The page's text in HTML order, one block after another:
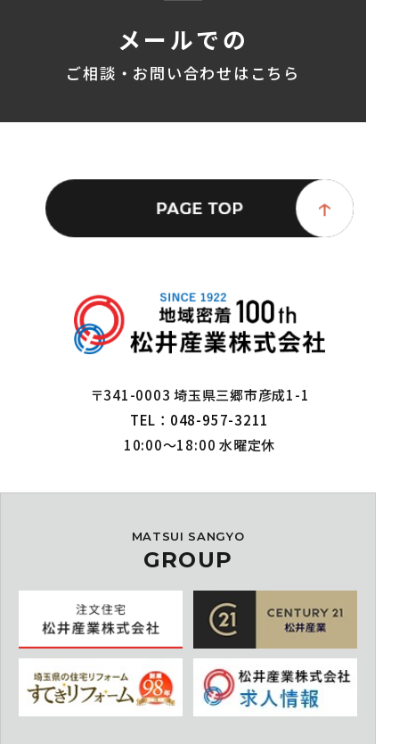
メールでの
ご相談・お問い合わせはこちら
〒341-0003 埼玉県三郷市彦成1-1
TEL：048-957-3211
10:00～18:00 水曜定休
MATSUI SANGYO
GROUP